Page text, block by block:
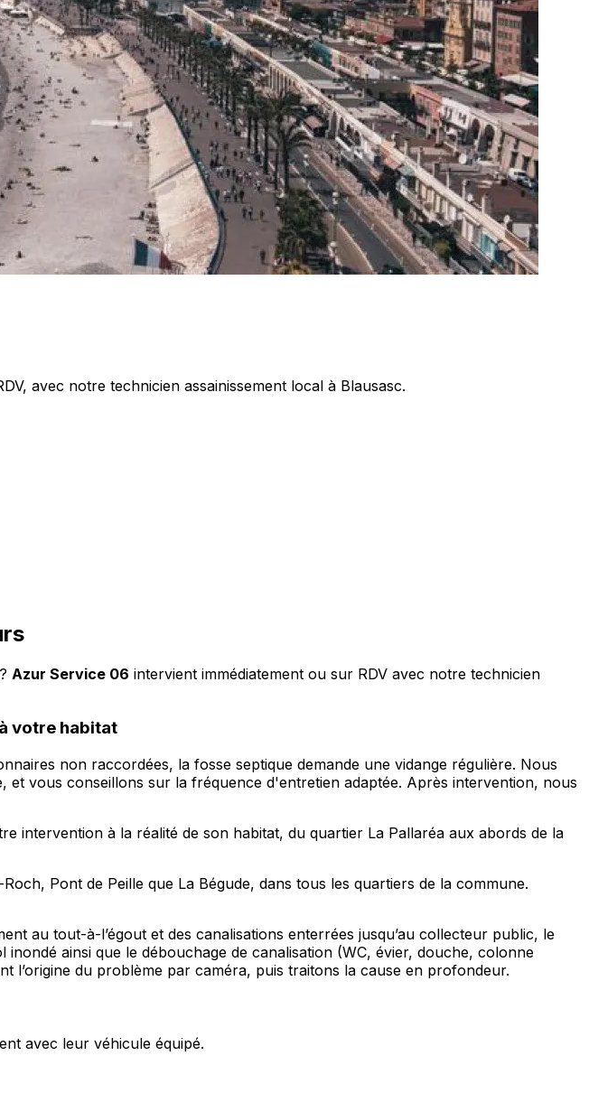
avec notre technicien assainissement local à Blausasc.
Azur Service 06 intervient immédiatement ou sur RDV avec notre technicien
votre habitat
non raccordées, la fosse septique demande une vidange régulière. Nous
vous conseillons sur la fréquence d'entretien adaptée. Après intervention, nous
intervention à la réalité de son habitat, du quartier La Pallaréa aux abords de la
Pont de Peille que La Bégude, dans tous les quartiers de la commune.
au tout-à-l’égout et des canalisations enterrées jusqu’au collecteur public, le
ainsi que le débouchage de canalisation (WC, évier, douche, colonne
l’origine du problème par caméra, puis traitons la cause en profondeur.
avec leur véhicule équipé.